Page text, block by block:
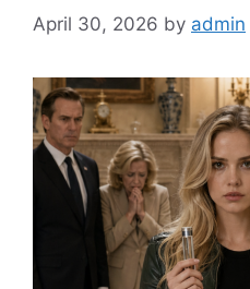
April 30, 2026 by admin